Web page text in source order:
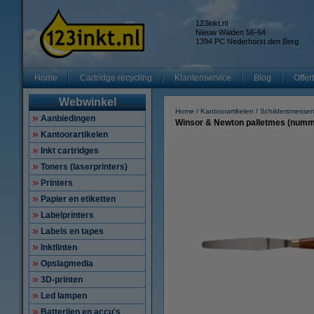
123inkt.nl
Nieuw Walden 56-64
1394 PC Nederhorst den Berg
Home Cartridge recycling Klantenservice Blog
Webwinkel
Aanbiedingen
Kantoorartikelen
Inkt cartridges
Toners (laserprinters)
Printers
Papier en etiketten
Labelprinters
Labels en tapes
Inktlinten
Opslagmedia
3D-printen
Led lampen
Batterijen en accu's
Home Kantoorartikelen Schildersmessen
Winsor & Newton palletmes